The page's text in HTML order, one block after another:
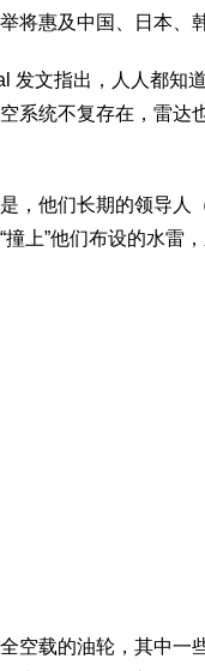
将惠及中国、日本、
发文指出，人人都知
系统不复存在，雷达
，他们长期的领导
撞上”他们布设的水雷
空载的油轮，其中一